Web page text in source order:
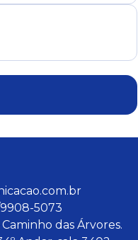
5073
das Árvores.